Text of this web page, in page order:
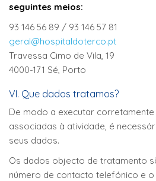
seguintes meios:
93 146 56 89 / 93 146 57 81
geral@hospitaldoterco.pt
Travessa Cimo de Vila, 19
4000-171 Sé, Porto
VI. Que dados tratamos?
De modo a executar
associadas à atividade, é
seus dados.
Os dados objecto de tratamento
número de contacto telefónico e